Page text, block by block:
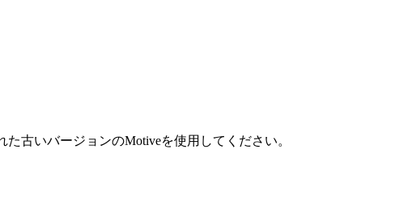
古いバージョンのMotiveを使用してください。